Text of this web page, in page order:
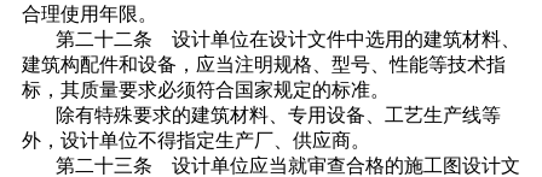
合理使用年限。
第二十二条 设计单位在设计文件中选用的建筑材料、
建筑构配件和设备，应当注明规格、型号、性能等技术指
标，其质量要求必须符合国家规定的标准。
除有特殊要求的建筑材料、专用设备、工艺生产线等
外，设计单位不得指定生产厂、供应商。
第二十三条 设计单位应当就审查合格的施工图设计文